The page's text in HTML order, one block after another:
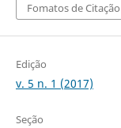
Fomatos de Citação
Edição
v. 5 n. 1 (2017)
Seção